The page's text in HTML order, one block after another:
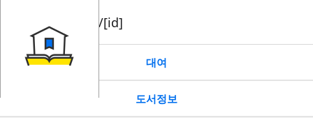
book/rent/[id]
대여
도서정보